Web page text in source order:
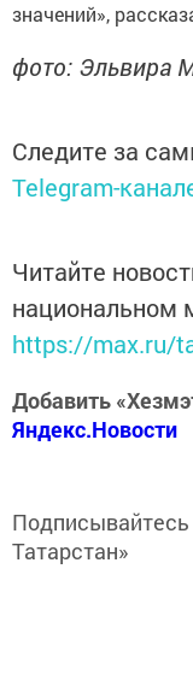
значений»,
фото: Эльвира
Следите за
Telegram-
Читайте
национальном
https://max.ru/
Добавить
Яндекс.Новости
Подписывайтесь
Татарстан»